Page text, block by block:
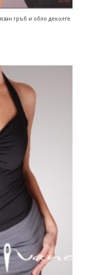
гръб и обло деколте